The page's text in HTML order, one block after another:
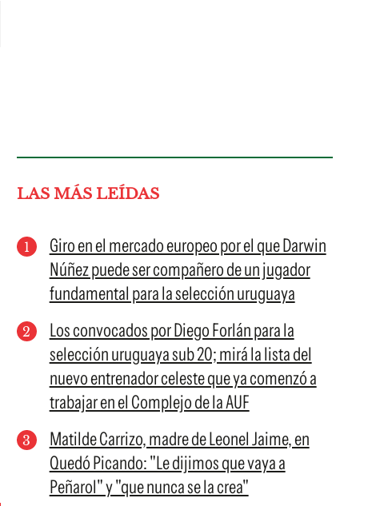
LAS MÁS LEÍDAS
Giro en el mercado europeo por el que Darwin
Núñez puede ser compañero de un jugador
fundamental para la selección uruguaya
Los convocados por Diego Forlán para la
selección uruguaya sub 20; mirá la lista del
nuevo entrenador celeste que ya comenzó a
trabajar en el Complejo de la AUF
Matilde Carrizo, madre de Leonel Jaime, en
Quedó Picando: "Le dijimos que vaya a
Peñarol" y "que nunca se la crea"